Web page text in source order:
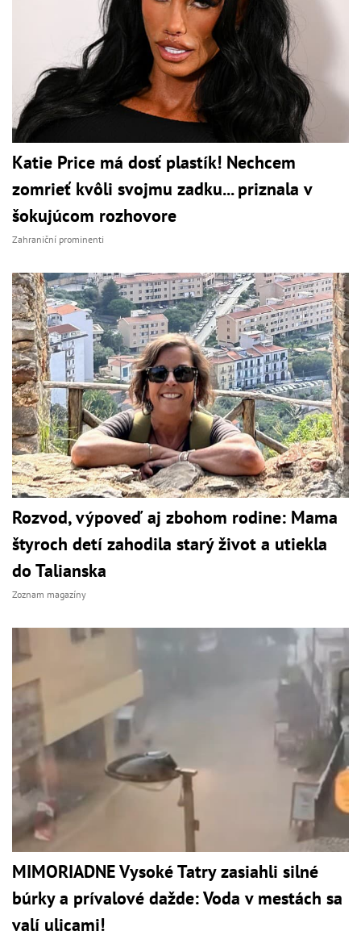
Katie Price má dosť plastík! Nechcem
zomrieť kvôli svojmu zadku... priznala v
šokujúcom rozhovore
Zahraniční prominenti
Rozvod, výpoveď aj zbohom rodine: Mama
štyroch detí zahodila starý život a utiekla
do Talianska
Zoznam magazíny
MIMORIADNE Vysoké Tatry zasiahli silné
búrky a prívalové dažde: Voda v mestách sa
valí ulicami!